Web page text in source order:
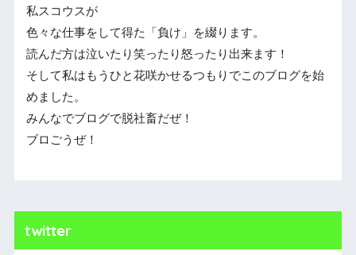
私スコウスが
色々な仕事をして得た「負け」を綴ります。
読んだ方は泣いたり笑ったり怒ったり出来ます！
そして私はもうひと花咲かせるつもりでこのブログを始
めました。
みんなでブログで脱社畜だぜ！
ブロごうぜ！
twitter